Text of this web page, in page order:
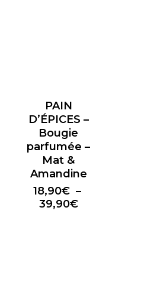
PAIN
D’ÉPICES –
Bougie
parfumée –
Mat &
Amandine
18,90€ –
39,90€Plage